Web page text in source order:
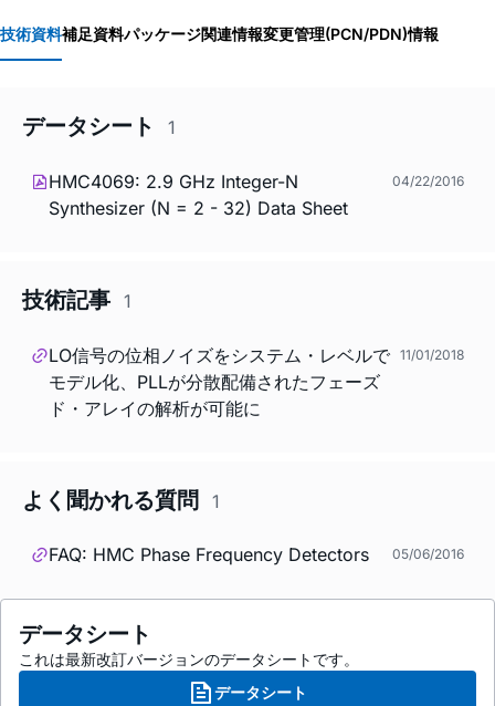
技術資料補足資料パッケージ関連情報変更管理(PCN/PDN)情報
データシート 1
HMC4069: 2.9 GHz Integer-N
Synthesizer (N = 2 - 32) Data Sheet
04/22/2016
技術記事 1
LO信号の位相ノイズをシステム・レベルで
モデル化、PLLが分散配備されたフェーズ
ド・アレイの解析が可能に
11/01/2018
よく聞かれる質問 1
FAQ: HMC Phase Frequency Detectors 05/06/2016
データシート
これは最新改訂バージョンのデータシートです。
データシート